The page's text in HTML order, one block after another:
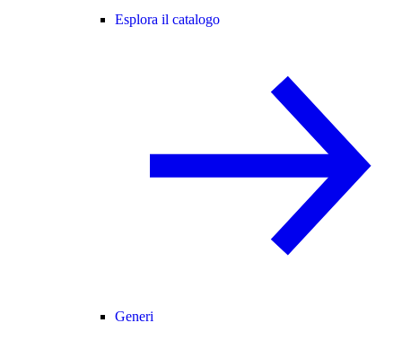
Esplora il catalogo
Generi